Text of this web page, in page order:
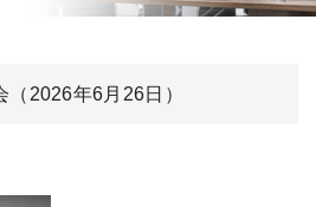
2026年6月26日）